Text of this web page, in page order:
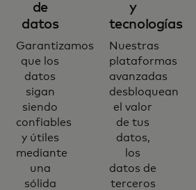
de
datos
Garantizamos
que los
datos
sigan
siendo
confiables
y útiles
mediante
una
sólida
y
tecnologías​
Nuestras
plataformas
avanzadas
desbloquean
el valor
de tus
datos,
los
datos de
terceros